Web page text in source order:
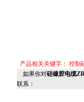
产品相关关键字： 控制
如果你对硅橡胶电缆
联系：